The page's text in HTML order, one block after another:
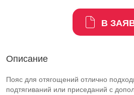
В
Описание
Пояс для отягощений отлично
подтягиваний или приседаний с